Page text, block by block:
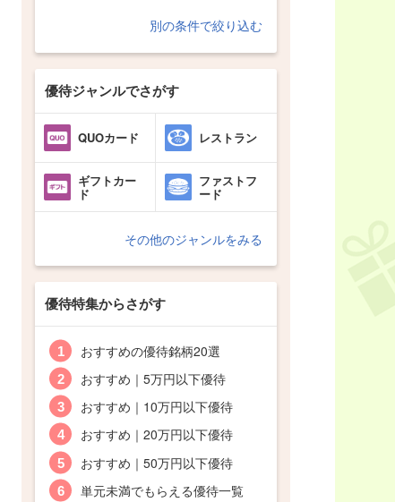
別の条件で絞り込む
優待ジャンルでさがす
QUOカード レストラン
ギフトカー
ド
ファストフ
ード
その他のジャンルをみる
優待特集からさがす
おすすめの優待銘柄20選
おすすめ｜5万円以下優待
おすすめ｜10万円以下優待
おすすめ｜20万円以下優待
おすすめ｜50万円以下優待
単元未満でもらえる優待一覧